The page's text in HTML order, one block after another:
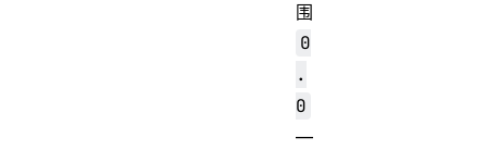
围
0
.
0
—